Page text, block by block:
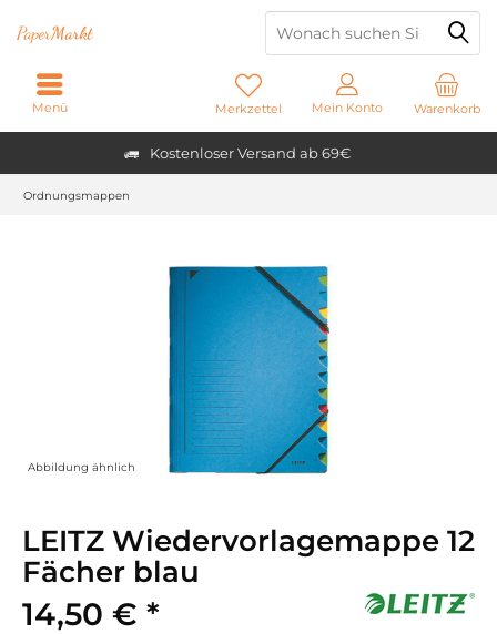
Kostenloser Versand ab 69€
PaperMarkt
Warenkorb
Merkzettel Mein Konto
Menü
Ordnungsmappen
Abbildung ähnlich
LEITZ Wiedervorlagemappe 12
Fächer blau
14,50 € *